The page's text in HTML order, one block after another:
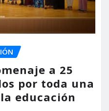
a 25
por toda una
educación